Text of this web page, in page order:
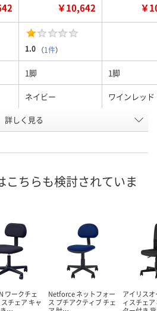
￥10,642 ￥
1.0 （1件）
1脚 1脚
ネイビー ワインレッド
X951953 X951955
8月24日（月）まで
カゴへ
販売停止中
詳しく見る
こちらも検討されていま
ワークチェ
チェア キャ
Netforce ネットフォー
ス プチアクティブ チェ
アイリス
ィスチェ